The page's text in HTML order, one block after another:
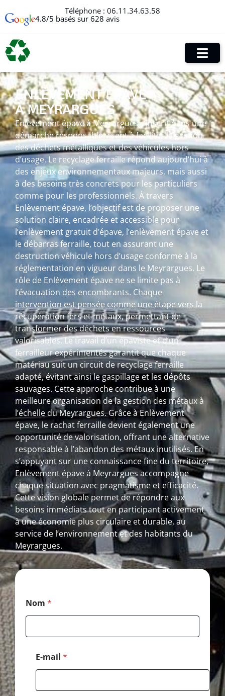
Téléphone : 06.11.34.63.58
4.8/5 basés sur 628 avis
ENLÈVEMENT ÉPAVE
À MEYRARGUES
Enlèvement épave à Meyrargues s’inscrit dans une
démarche responsable visant à faciliter la gestion
des déchets métalliques et des véhicules hors
d’usage. Le recyclage ferraille répond aujourd’hui à
des enjeux environnementaux majeurs, mais aussi
à des besoins très concrets pour les particuliers
comme pour les professionnels. À travers
Enlèvement épave, l’objectif est de proposer une
solution claire, encadrée et accessible pour
l’enlèvement gratuit d’épave, l’enlèvement épave et
le débarras ferraille, tout en assurant une
destruction véhicule hors d’usage conforme à la
réglementation en vigueur dans le Meyrargues. Le
rôle de Enlèvement épave ne se limite pas à
l’évacuation des encombrants. Chaque
intervention est pensée comme une étape vers la
récupération fers et métaux, permettant de
transformer des déchets en ressources
valorisables. Le travail d’un épaviste et d’un
ferrailleur expérimentés garantit que chaque
matériau suit un circuit de recyclage ferraille
adapté, évitant ainsi le gaspillage et les dépôts
sauvages. Cette approche contribue à une
meilleure organisation de la gestion des métaux à
l’échelle du Meyrargues. Grâce à Enlèvement
épave, le rachat ferraille devient également une
opportunité de valorisation, offrant une alternative
responsable à l’abandon des métaux inutilisés. En
s’appuyant sur une connaissance fine du territoire,
Enlèvement épave à Meyrargues accompagne
chaque situation avec pragmatisme et efficacité.
Cette vision globale permet de répondre aux
besoins immédiats tout en participant activement
à une économie plus circulaire et durable, au
service de l’environnement et des habitants du
Meyrargues.
-
m
i
Nom *
E-mail *